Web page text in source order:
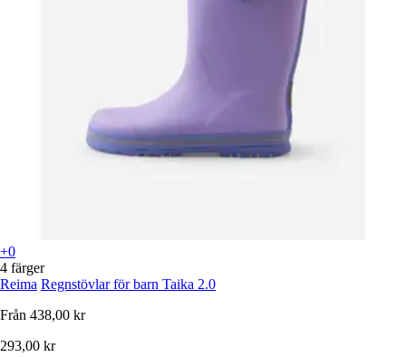
+0
4 färger
Reima Regnstövlar för barn Taika 2.0
Från 438,00 kr
293,00 kr